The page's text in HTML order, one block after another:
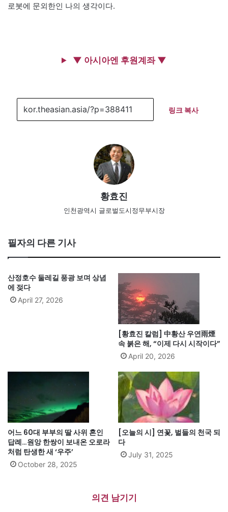
로봇에 문외한인 나의 생각이다.
▼ 아시아엔 후원계좌 ▼
링크 복사
황효진
인천광역시 글로벌도시정무부시장
필자의 다른 기사
산정호수 둘레길 풍광 보며 상념
에 젖다
April 27, 2026
[황효진 칼럼] 中황산 우연雨煙
속 붉은 해, “이제 다시 시작이다”
April 20, 2026
어느 60대 부부의 딸 사위 혼인
답례…원앙 한쌍이 보내온 오로라
처럼 탄생한 새 ‘우주’
October 28, 2025
[오늘의 시] 연꽃, 벌들의 천국 되
다
July 31, 2025
의견 남기기